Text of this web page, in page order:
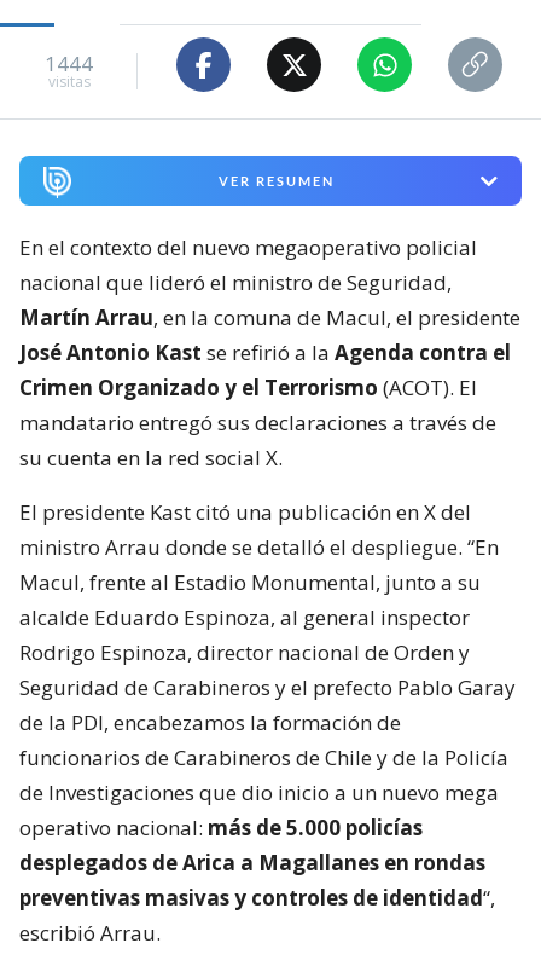
1444
visitas
VER RESUMEN
En el contexto del nuevo megaoperativo policial
nacional que lideró el ministro de Seguridad,
Martín Arrau, en la comuna de Macul, el presidente
José Antonio Kast se refirió a la Agenda contra el
Crimen Organizado y el Terrorismo (ACOT). El
mandatario entregó sus declaraciones a través de
su cuenta en la red social X.
El presidente Kast citó una publicación en X del
ministro Arrau donde se detalló el despliegue. “En
Macul, frente al Estadio Monumental, junto a su
alcalde Eduardo Espinoza, al general inspector
Rodrigo Espinoza, director nacional de Orden y
Seguridad de Carabineros y el prefecto Pablo Garay
de la PDI, encabezamos la formación de
funcionarios de Carabineros de Chile y de la Policía
de Investigaciones que dio inicio a un nuevo mega
operativo nacional: más de 5.000 policías
desplegados de Arica a Magallanes en rondas
preventivas masivas y controles de identidad“,
escribió Arrau.